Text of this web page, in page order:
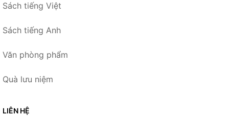
Sách tiếng Việt
Sách tiếng Anh
Văn phòng phẩm
Quà lưu niệm
LIÊN HỆ